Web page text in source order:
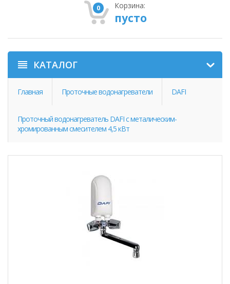
0 Корзина:
пусто
КАТАЛОГ
Главная Проточные водонагреватели DAFI
Проточный водонагреватель DAFI с металическим-
хромированным смесителем 4,5 кВт